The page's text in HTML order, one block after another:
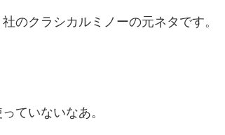
のクラシカルミノーの元ネタです。
ていないなあ。